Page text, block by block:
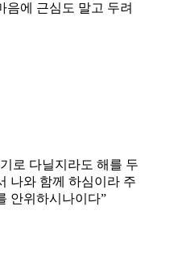
음에 근심도 말고 두려
로 다닐지라도 해를 두
나와 함께 하심이라 주
안위하시나이다”